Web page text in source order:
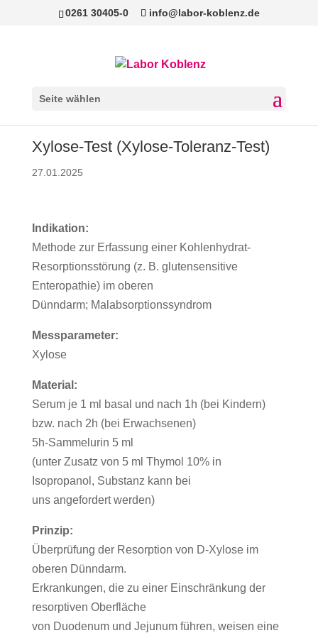
0261 30405-0 info@labor-koblenz.de
Seite wählen
Xylose-Test (Xylose-Toleranz-Test)
27.01.2025
Indikation:
Methode zur Erfassung einer Kohlenhydrat-
Resorptionsstörung (z. B. glutensensitive
Enteropathie) im oberen
Dünndarm; Malabsorptionssyndrom
Messparameter:
Xylose
Material:
Serum je 1 ml basal und nach 1h (bei Kindern)
bzw. nach 2h (bei Erwachsenen)
5h-Sammelurin 5 ml
(unter Zusatz von 5 ml Thymol 10% in
Isopropanol, Substanz kann bei
uns angefordert werden)
Prinzip:
Überprüfung der Resorption von D-Xylose im
oberen Dünndarm.
Erkrankungen, die zu einer Einschränkung der
resorptiven Oberfläche
von Duodenum und Jejunum führen, weisen eine